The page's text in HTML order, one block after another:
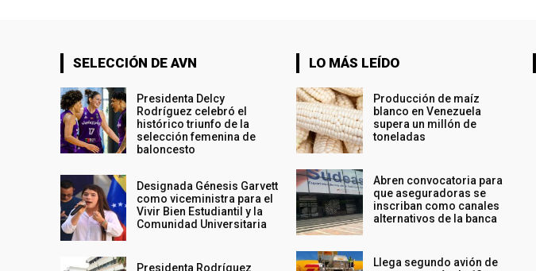
SELECCIÓN DE AVN
Presidenta Delcy
Rodríguez celebró el
histórico triunfo de la
selección femenina de
baloncesto
Designada Génesis Garvett
como viceministra para el
Vivir Bien Estudiantil y la
Comunidad Universitaria
Presidenta Rodríguez
LO MÁS LEÍDO
Producción de maíz
blanco en Venezuela
supera un millón de
toneladas
Abren convocatoria para
que aseguradoras se
inscriban como canales
alternativos de la banca
Llega segundo avión de